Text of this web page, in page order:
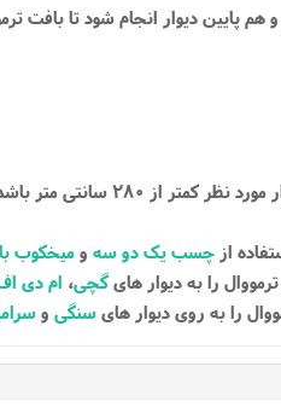
پایین دیوار انجام شود تا بافت
این دیوارپوش ها با ارتفاع 280 سانتی متری تهیه شده اند تا با بیشتر دیوار ها
از چسب یک دو سه ومیخکوب
را به دیوار هایگچی، ام دی
را به روی دیوار هایسنگی و